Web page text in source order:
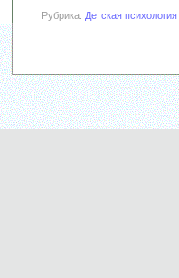
Рубрика: Детская психология